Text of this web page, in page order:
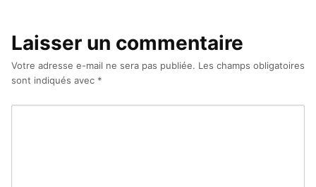
Laisser un commentaire
Votre adresse e-mail ne sera pas publiée. Les champs obligatoires
sont indiqués avec *